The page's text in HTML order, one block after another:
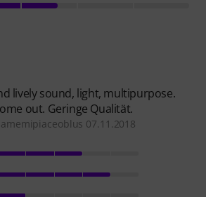
lively sound, light, multipurpose.
out. Geringe Qualität.
amemipiaceoblus 07.11.2018